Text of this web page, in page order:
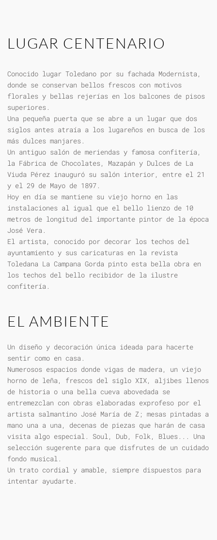
LUGAR CENTENARIO
Conocido lugar Toledano por su fachada Modernista,
donde se conservan bellos frescos con motivos
florales y bellas rejerías en los balcones de pisos
superiores.
Una pequeña puerta que se abre a un lugar que dos
siglos antes atraía a los lugareños en busca de los
más dulces manjares.
Un antiguo salón de meriendas y famosa confitería,
la Fábrica de Chocolates, Mazapán y Dulces de La
Viuda Pérez inauguró su salón interior, entre el 21
y el 29 de Mayo de 1897.
Hoy en día se mantiene su viejo horno en las
instalaciones al igual que el bello lienzo de 10
metros de longitud del importante pintor de la época
José Vera.
El artista, conocido por decorar los techos del
ayuntamiento y sus caricaturas en la revista
Toledana La Campana Gorda pinto esta bella obra en
los techos del bello recibidor de la ilustre
confitería.
EL AMBIENTE
Un diseño y decoración única ideada para hacerte
sentir como en casa.
Numerosos espacios donde vigas de madera, un viejo
horno de leña, frescos del siglo XIX, aljibes llenos
de historia o una bella cueva abovedada se
entremezclan con obras elaboradas exprofeso por el
artista salmantino José María de Z; mesas pintadas a
mano una a una, decenas de piezas que harán de casa
visita algo especial. Soul, Dub, Folk, Blues... Una
selección sugerente para que disfrutes de un cuidado
fondo musical.
Un trato cordial y amable, siempre dispuestos para
intentar ayudarte.